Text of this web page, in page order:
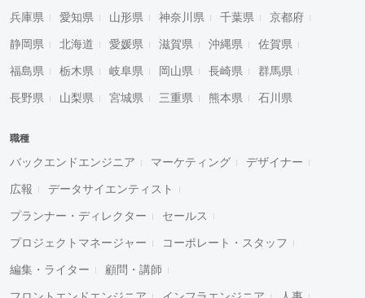
兵庫県 愛知県 山形県 神奈川県 千葉県 京都府
静岡県 北海道 愛媛県 滋賀県 沖縄県 佐賀県
福島県 栃木県 岐阜県 岡山県 長崎県 群馬県
長野県 山梨県 宮城県 三重県 熊本県 石川県
職種
バックエンドエンジニア マーケティング デザイナー
広報 データサイエンティスト
プランナー・ディレクター セールス
プロジェクトマネージャー コーポレート・スタッフ
編集・ライター 顧問・講師